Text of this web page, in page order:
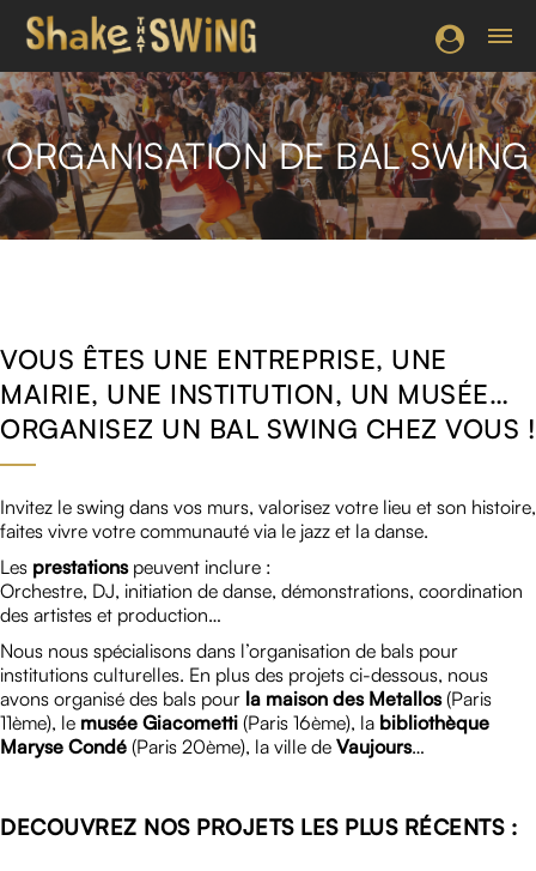
ORGANISATION DE BAL SWING
VOUS ÊTES UNE ENTREPRISE, UNE
MAIRIE, UNE INSTITUTION, UN MUSÉE…
ORGANISEZ UN BAL SWING CHEZ VOUS !
Invitez le swing dans vos murs, valorisez votre lieu et son histoire,
faites vivre votre communauté via le jazz et la danse.
Les prestationspeuvent inclure :
Orchestre, DJ, initiation de danse, démonstrations, coordination
des artistes et production…
Nous nous spécialisons dans l’organisation de bals pour
institutions culturelles. En plus des projets ci-dessous, nous
avons organisé des bals pour la maison des Metallos(Paris
11ème), le musée Giacometti (Paris 16ème), la bibliothèque
Maryse Condé (Paris 20ème), la ville de Vaujours…
DECOUVREZ NOS PROJETS LES PLUS RÉCENTS :